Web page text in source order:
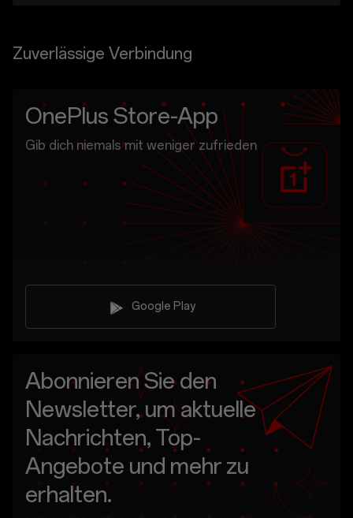
Zuverlässige Verbindung
OnePlus Store-App
Gib dich niemals mit weniger zufrieden
Google Play
Abonnieren Sie den
Newsletter, um aktuelle
Nachrichten, Top-
Angebote und mehr zu
erhalten.